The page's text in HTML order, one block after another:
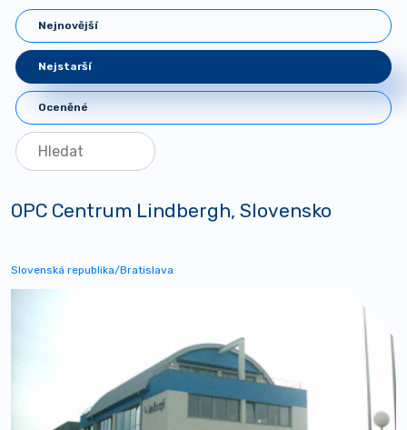
Nejnovější
Nejstarší
Oceněné
OPC Centrum Lindbergh, Slovensko
Slovenská republika/Bratislava